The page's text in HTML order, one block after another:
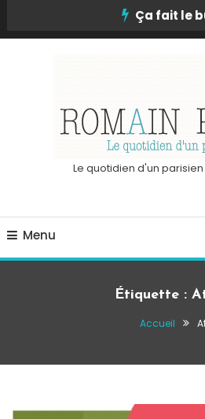
Ça fait le
Le quotidien d'un
Menu
Étiquette :
Accueil